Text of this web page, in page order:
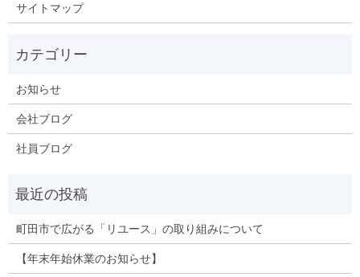
サイトマップ
お知らせ
会社ブログ
社員ブログ
町田市で広がる「リユース」の取り組みについて
【年末年始休業のお知らせ】